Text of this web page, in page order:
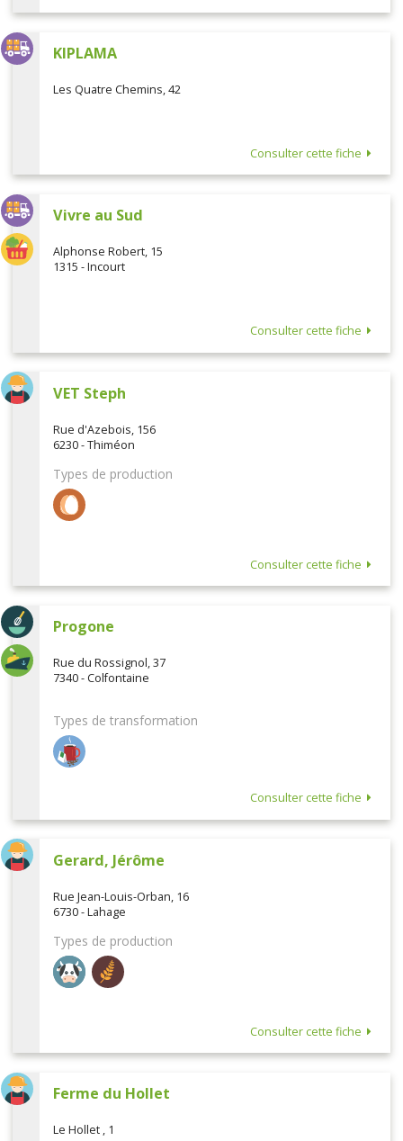
KIPLAMA
Les Quatre Chemins, 42
Consulter cette fiche
Vivre au Sud
Alphonse Robert, 15
1315 - Incourt
Consulter cette fiche
VET Steph
Rue d'Azebois, 156
6230 - Thiméon
Types de production
Consulter cette fiche
Progone
Rue du Rossignol, 37
7340 - Colfontaine
Types de transformation
Consulter cette fiche
Gerard, Jérôme
Rue Jean-Louis-Orban, 16
6730 - Lahage
Types de production
Consulter cette fiche
Ferme du Hollet
Le Hollet , 1